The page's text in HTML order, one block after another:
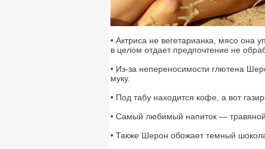
• Актриса не вегетарианка, мясо она
в целом отдает предпочтение не
• Из-за непереносимости глютена
муку.
• Под табу находится кофе, а вот
• Самый любимый напиток — травяной
• Также Шерон обожает темный